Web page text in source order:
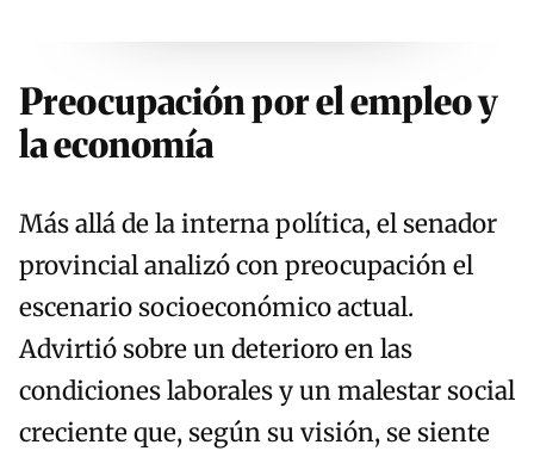
Preocupación por el empleo y
la economía
Más allá de la interna política, el senador
provincial analizó con preocupación el
escenario socioeconómico actual.
Advirtió sobre un deterioro en las
condiciones laborales y un malestar social
creciente que, según su visión, se siente